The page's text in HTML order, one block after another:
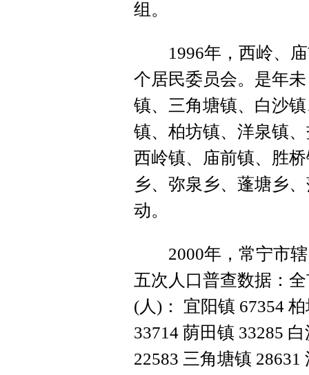
组。
1996年，西岭、庙
个居民委员会。是年
镇、三角塘镇、白沙
镇、柏坊镇、洋泉镇
西岭镇、庙前镇、胜
乡、弥泉乡、蓬塘乡
动。
2000年，常宁市辖
五次人口普查数据：
(人)： 宜阳镇 67354
33714 荫田镇 33285
22583 三角塘镇